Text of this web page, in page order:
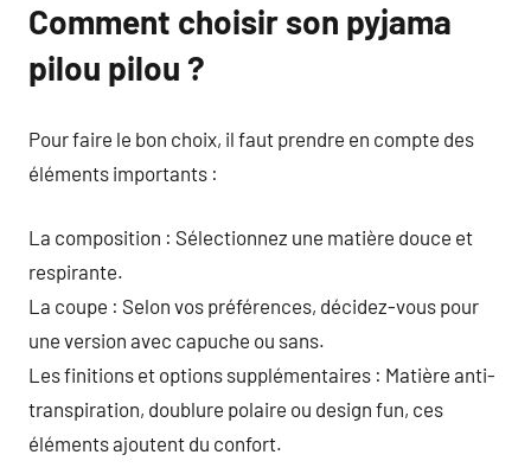
Comment choisir son pyjama
pilou pilou ?
Pour faire le bon choix, il faut prendre en compte des
éléments importants :
La composition : Sélectionnez une matière douce et
respirante.
La coupe : Selon vos préférences, décidez-vous pour
une version avec capuche ou sans.
Les finitions et options supplémentaires : Matière anti-
transpiration, doublure polaire ou design fun, ces
éléments ajoutent du confort.